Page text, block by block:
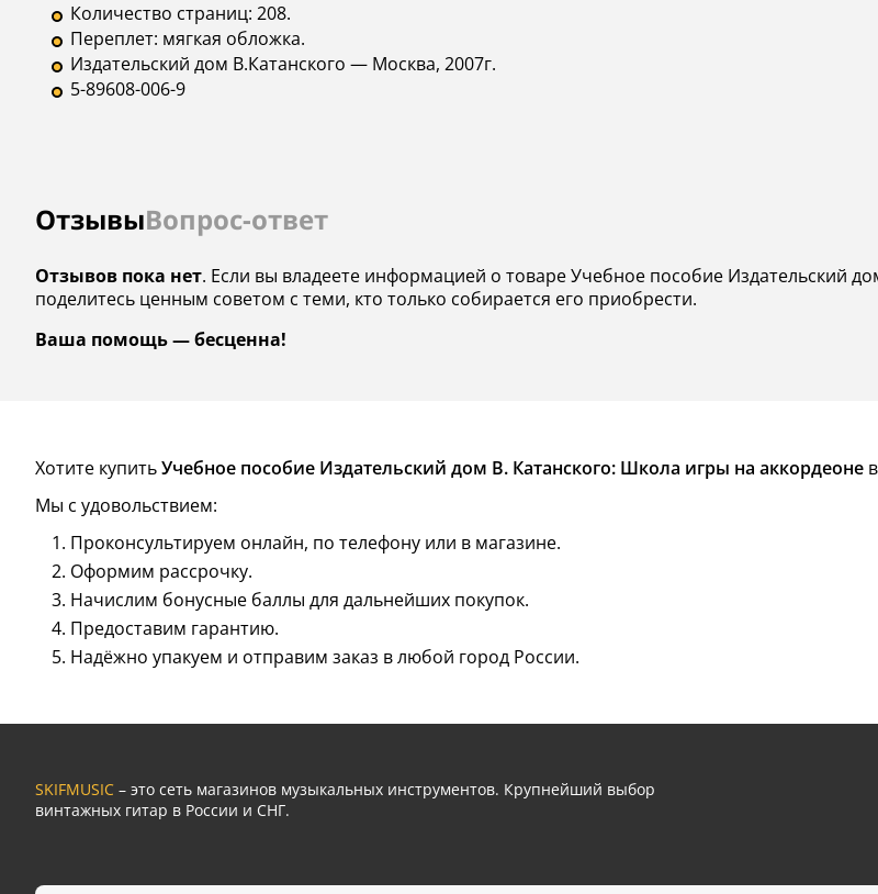
Количество страниц: 208.
Переплет: мягкая обложка.
Издательский дом В.Катанского — Москва, 2007г.
5-89608-006-9
ОтзывыВопрос-ответ
Отзывов пока нет. Если вы владеете информацией о товаре Учебное пособие Издательский
поделитесь ценным советом с теми, кто только собирается его приобрести.
Ваша помощь — бесценна!
Хотите купитьУчебное пособие Издательский дом В. Катанского: Школа игры на аккордеоне
Мы с удовольствием:
Проконсультируем онлайн, по телефону или в магазине.
Оформим рассрочку.
Начислим бонусные баллы для дальнейших покупок.
Предоставим гарантию.
Надёжно упакуем и отправим заказ в любой город России.
SKIFMUSIC – это сеть магазинов музыкальных инструментов. Крупнейший выбор
винтажных гитар в России и СНГ.